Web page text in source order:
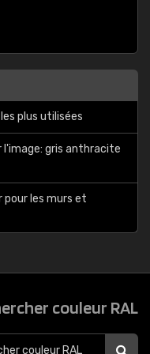
plus utilisées
l'image: gris anthracite
pour les murs et
couleur RAL